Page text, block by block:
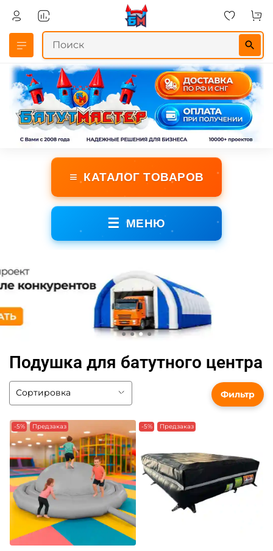
≡ КАТАЛОГ ТОВАРОВ
☰ МЕНЮ
Подушка для батутного центра
-5% Предзаказ -5% Предзаказ
Фильтр